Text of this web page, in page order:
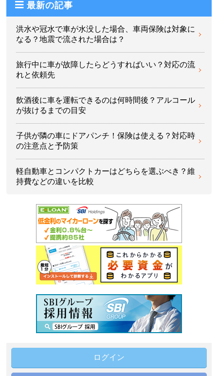
最新の記事
洪水や冠水で車が水没した場合、車両保険は対象に
なる？地震で流された場合は？
旅行中に車が故障したらどうすればいい？対応の流
れと依頼先
飲酒後に車を運転できるのは何時間後？アルコール
が抜けるまでの目安
子供が隣の車にドアパンチ！保険は使える？対応時
の注意点と予防策
軽自動車とコンパクトカーはどちらを選ぶべき？維
持費などの違いを比較
ログイン